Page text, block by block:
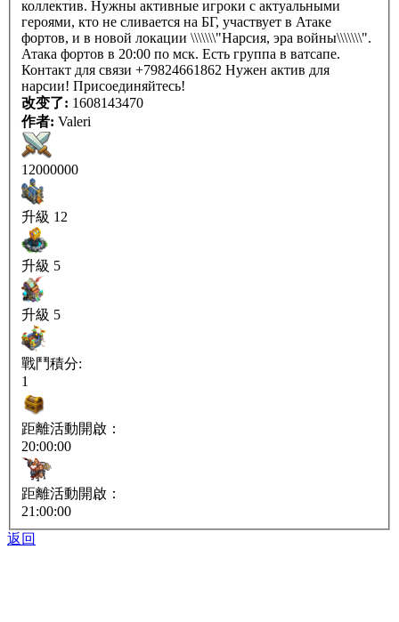
коллектив. Нужны активные игроки с актуальными
героями, кто не сливается на БГ, участвует в Атаке
фортов, и в новой локации \\\\\\\"Нарсия, эра войны\\\\\\\".
Атака фортов в 20:00 по мск. Есть группа в ватсапе.
Контакт для связи +79824661862 Нужен актив для
нарсии! Присоединяйтесь!
改变了: 1608143470
作者: Valeri
12000000
升級 12
升級 5
升級 5
戰鬥積分:
1
距離活動開啟：
20:00:00
距離活動開啟：
21:00:00
返回